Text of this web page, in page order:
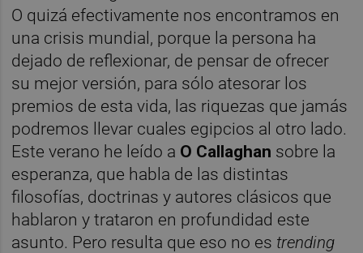
O quizá efectivamente nos encontramos en
una crisis mundial, porque la persona ha
dejado de reflexionar, de pensar de ofrecer
su mejor versión, para sólo atesorar los
premios de esta vida, las riquezas que jamás
podremos llevar cuales egipcios al otro lado.
Este verano he leído a O Callaghan sobre la
esperanza, que habla de las distintas
filosofías, doctrinas y autores clásicos que
hablaron y trataron en profundidad este
asunto. Pero resulta que eso no es trending